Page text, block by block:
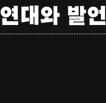
연대와 발언